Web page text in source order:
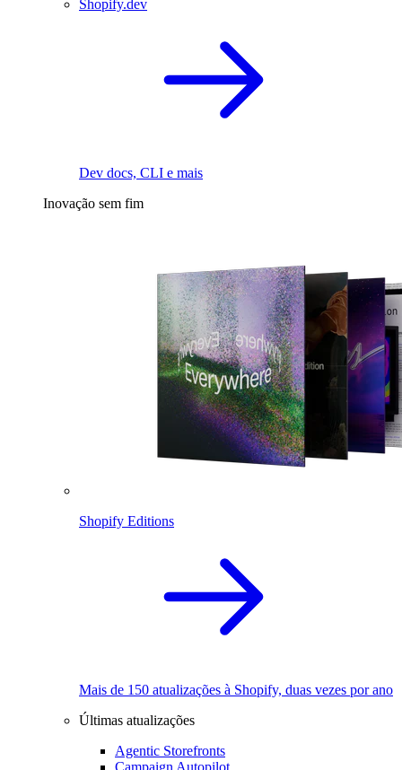
Shopify.dev
Dev docs, CLI e mais
Inovação sem fim
Shopify Editions
Mais de 150 atualizações à Shopify, duas vezes por ano
Últimas atualizações
Agentic Storefronts
Campaign Autopilot